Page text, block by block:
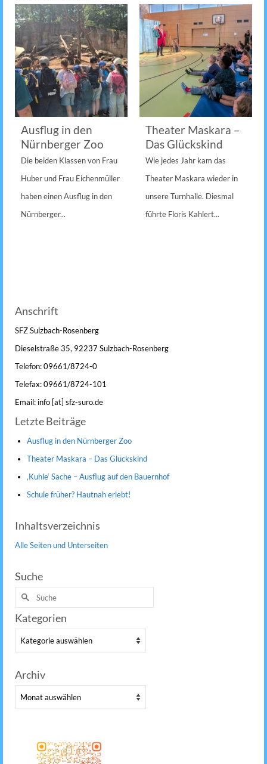
Ausflug in den
Nürnberger Zoo
Die beiden Klassen von Frau
Huber und Frau Eichenmüller
haben einen Ausflug in den
Nürnberger...
Theater Maskara –
Das Glückskind
Wie jedes Jahr kam das
Theater Maskara wieder in
unsere Turnhalle. Diesmal
führte Floris Kahlert...
Anschrift
SFZ Sulzbach-Rosenberg
Dieselstraße 35, 92237 Sulzbach-Rosenberg
Telefon: 09661/8724-0
Telefax: 09661/8724-101
Email: info [at] sfz-suro.de
Letzte Beiträge
Ausflug in den Nürnberger Zoo
Theater Maskara – Das Glückskind
‚Kuhle‘ Sache – Ausflug auf den Bauernhof
Schule früher? Hautnah erlebt!
Inhaltsverzeichnis
Alle Seiten und Unterseiten
Suche
Suche
nach:
Kategorien
Kategorien
Archiv
Archiv